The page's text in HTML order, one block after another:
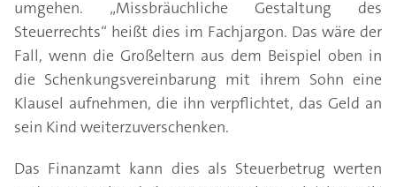
umgehen. „Missbräuchliche Gestaltung des
Steuerrechts“ heißt dies im Fachjargon. Das wäre der
Fall, wenn die Großeltern aus dem Beispiel oben in
die Schenkungsvereinbarung mit ihrem Sohn eine
Klausel aufnehmen, die ihn verpflichtet, das Geld an
sein Kind weiterzuverschenken.
Das Finanzamt kann dies als Steuerbetrug werten